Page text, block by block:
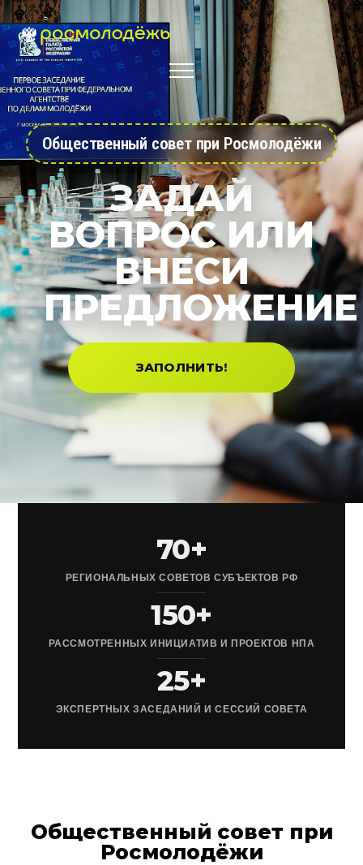
Общественный совет при Росмолодёжи
ЗАДАЙ
ВОПРОС ИЛИ
ВНЕСИ
ПРЕДЛОЖЕНИЕ
ЗАПОЛНИТЬ!
70+
РЕГИОНАЛЬНЫХ СОВЕТОВ СУБЪЕКТОВ РФ
150+
РАССМОТРЕННЫХ ИНИЦИАТИВ И ПРОЕКТОВ НПА
25+
ЭКСПЕРТНЫХ ЗАСЕДАНИЙ И СЕССИЙ СОВЕТА
Общественный совет при
Росмолодёжи